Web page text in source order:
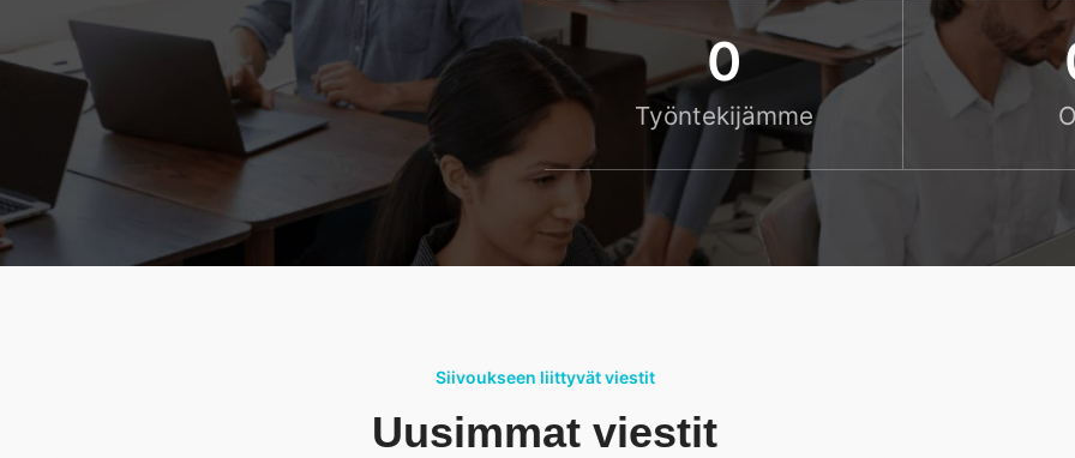
0
Työntekijämme
Siivoukseen liittyvät viestit
Uusimmat viestit